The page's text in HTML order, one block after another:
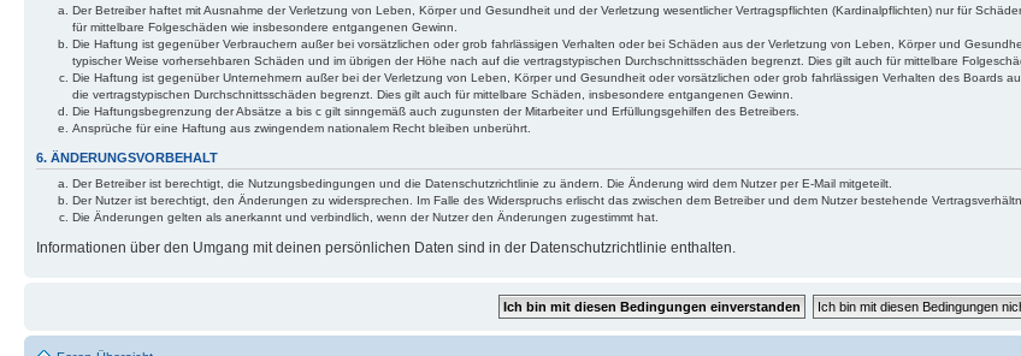
Der Betreiber haftet mit Ausnahme der Verletzung von Leben, Körper und Gesundheit und der Verletzung wesentlicher Vertragspflichten (Kardinalpflichten) nur für
für mittelbare Folgeschäden wie insbesondere entgangenen Gewinn.
Die Haftung ist gegenüber Verbrauchern außer bei vorsätzlichen oder grob fahrlässigen Verhalten oder bei Schäden aus der Verletzung von Leben, Körper und
typischer Weise vorhersehbaren Schäden und im übrigen der Höhe nach auf die vertragstypischen Durchschnittsschäden begrenzt. Dies gilt auch für mittelbare
Die Haftung ist gegenüber Unternehmern außer bei der Verletzung von Leben, Körper und Gesundheit oder vorsätzlichen oder grob fahrlässigen Verhalten des Boards
die vertragstypischen Durchschnittsschäden begrenzt. Dies gilt auch für mittelbare Schäden, insbesondere entgangenen Gewinn.
Die Haftungsbegrenzung der Absätze a bis c gilt sinngemäß auch zugunsten der Mitarbeiter und Erfüllungsgehilfen des Betreibers.
Ansprüche für eine Haftung aus zwingendem nationalem Recht bleiben unberührt.
6. ÄNDERUNGSVORBEHALT
Der Betreiber ist berechtigt, die Nutzungsbedingungen und die Datenschutzrichtlinie zu ändern. Die Änderung wird dem Nutzer per E-Mail mitgeteilt.
Der Nutzer ist berechtigt, den Änderungen zu widersprechen. Im Falle des Widerspruchs erlischt das zwischen dem Betreiber und dem Nutzer bestehende
Die Änderungen gelten als anerkannt und verbindlich, wenn der Nutzer den Änderungen zugestimmt hat.
Informationen über den Umgang mit deinen persönlichen Daten sind in der Datenschutzrichtlinie enthalten.